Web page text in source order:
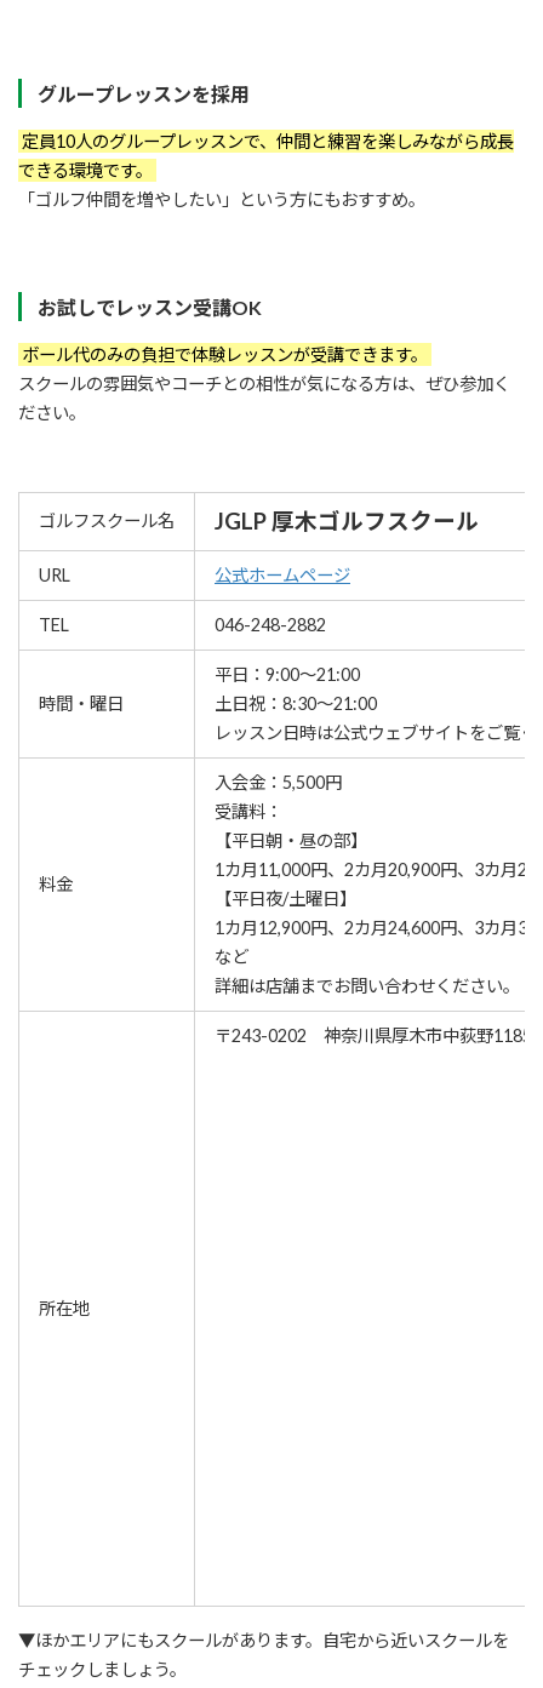
グループレッスンを採用
定員10人のグループレッスンで、仲間と練習を楽しみながら成長
できる環境です。
「ゴルフ仲間を増やしたい」という方にもおすすめ。
お試しでレッスン受講OK
ボール代のみの負担で体験レッスンが受講できます。
スクールの雰囲気やコーチとの相性が気になる方は、ぜひ参加く
ださい。
ゴルフスクール名 JGLP 厚木ゴルフスクール
URL 公式ホームページ
TEL 046-248-2882
時間・曜日
平日：9:00～21:00
土日祝：8:30～21:00
レッスン⽇時は公式ウェブサイトをご覧く
料金
入会金：5,500円
受講料：
【平日朝・昼の部】
1カ月11,000円、2カ月20,900円、3カ月
【平日夜/土曜日】
1カ月12,900円、2カ月24,600円、3カ月
など
詳細は店舗までお問い合わせください。
所在地
〒243-0202 神奈川県厚木市中荻野1185
▼ほかエリアにもスクールがあります。自宅から近いスクールを
チェックしましょう。